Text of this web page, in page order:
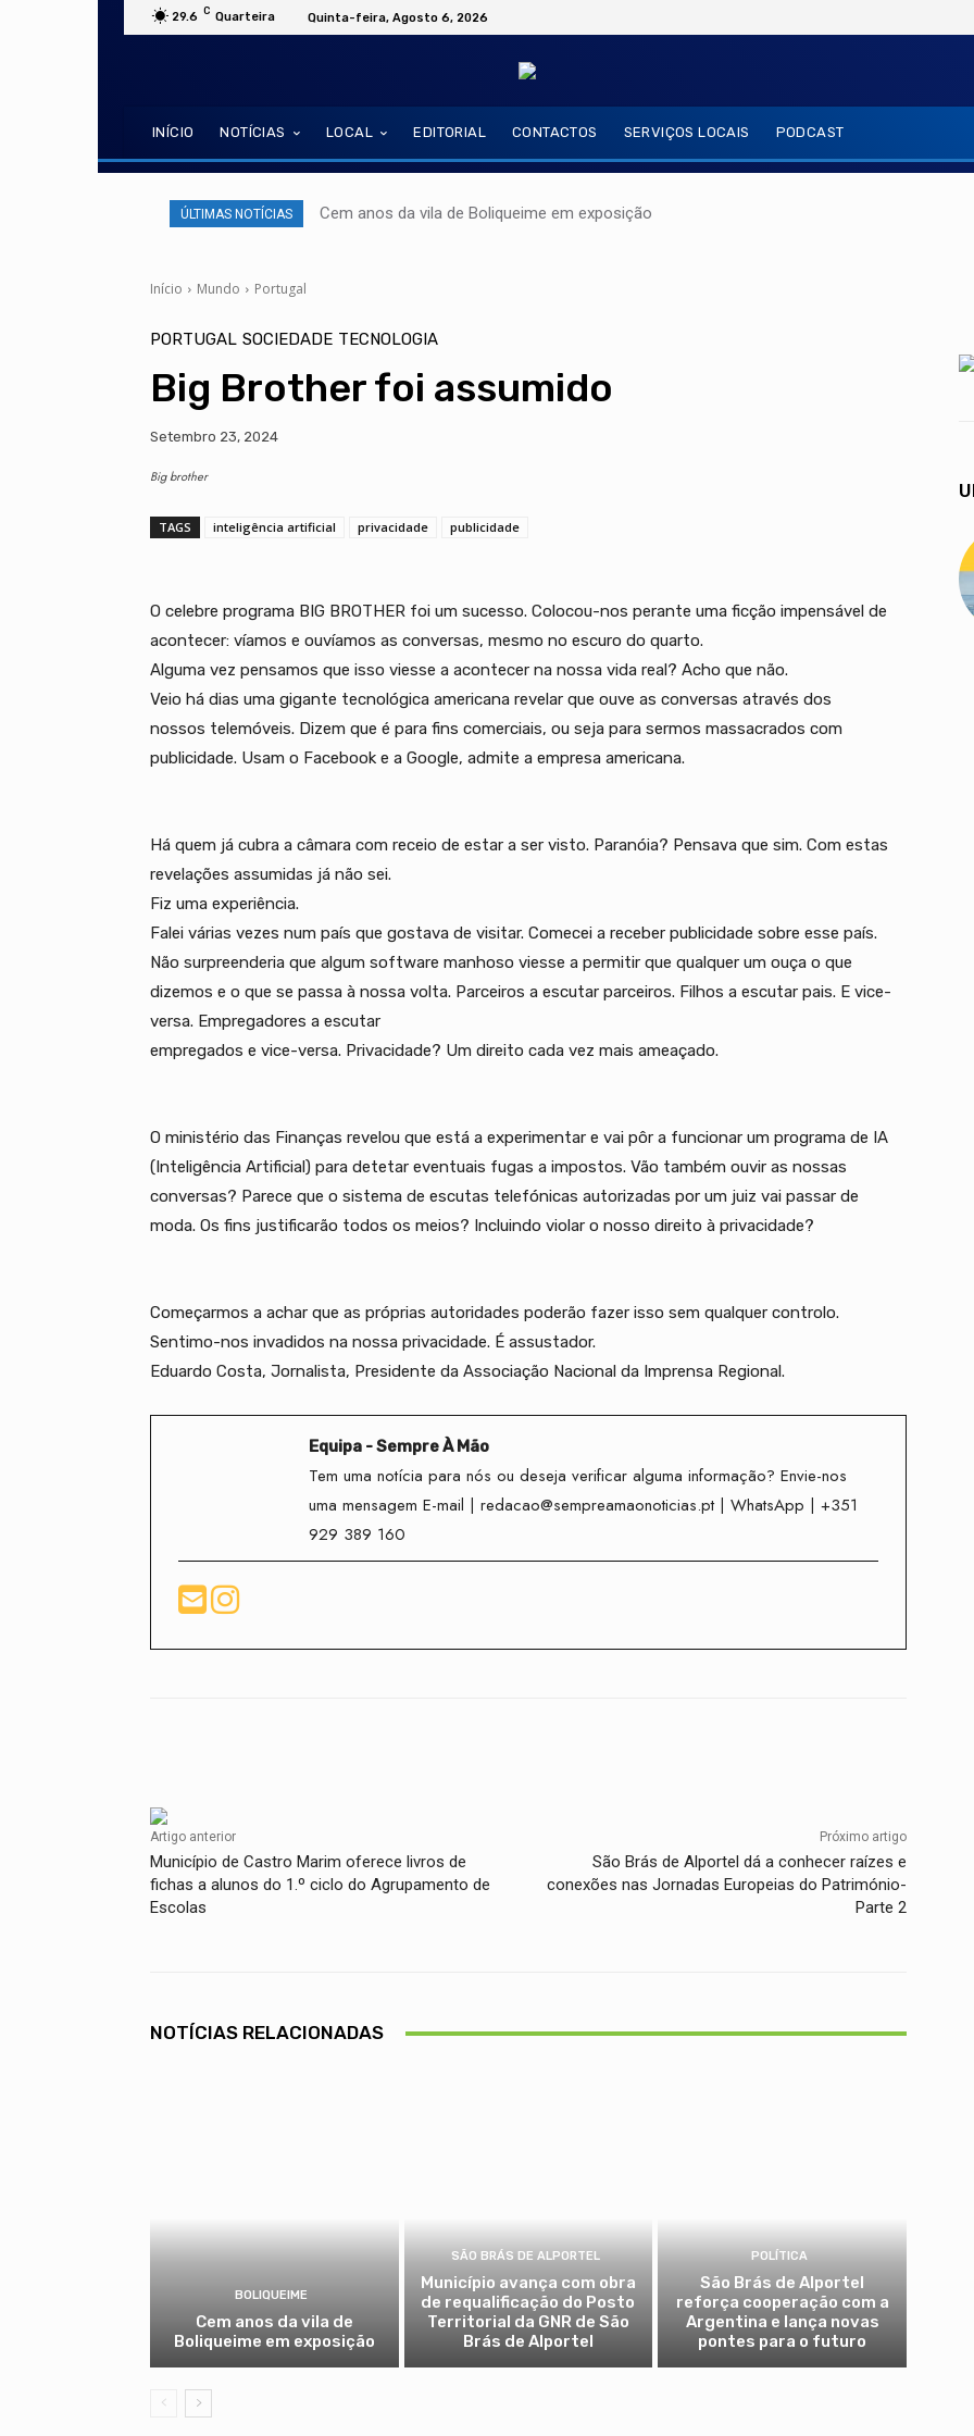
29.6 C Quarteira Quinta-feira, Agosto 6, 2026
INÍCIO NOTÍCIAS LOCAL EDITORIAL CONTACTOS SERVIÇOS LOCAIS PODCAST
ÚLTIMAS NOTÍCIAS Cem anos da vila de Boliqueime em exposição
Início Mundo Portugal
PORTUGAL SOCIEDADE TECNOLOGIA
Big Brother foi assumido
Setembro 23, 2024
Big brother
TAGS inteligência artificial privacidade publicidade
O celebre programa BIG BROTHER foi um sucesso. Colocou-nos perante uma ficção impensável de
acontecer: víamos e ouvíamos as conversas, mesmo no escuro do quarto.
Alguma vez pensamos que isso viesse a acontecer na nossa vida real? Acho que não.
Veio há dias uma gigante tecnológica americana revelar que ouve as conversas através dos
nossos telemóveis. Dizem que é para fins comerciais, ou seja para sermos massacrados com
publicidade. Usam o Facebook e a Google, admite a empresa americana.
Há quem já cubra a câmara com receio de estar a ser visto. Paranóia? Pensava que sim. Com estas
revelações assumidas já não sei.
Fiz uma experiência.
Falei várias vezes num país que gostava de visitar. Comecei a receber publicidade sobre esse país.
Não surpreenderia que algum software manhoso viesse a permitir que qualquer um ouça o que
dizemos e o que se passa à nossa volta. Parceiros a escutar parceiros. Filhos a escutar pais. E vice-
versa. Empregadores a escutar
empregados e vice-versa. Privacidade? Um direito cada vez mais ameaçado.
O ministério das Finanças revelou que está a experimentar e vai pôr a funcionar um programa de IA
(Inteligência Artificial) para detetar eventuais fugas a impostos. Vão também ouvir as nossas
conversas? Parece que o sistema de escutas telefónicas autorizadas por um juiz vai passar de
moda. Os fins justificarão todos os meios? Incluindo violar o nosso direito à privacidade?
Começarmos a achar que as próprias autoridades poderão fazer isso sem qualquer controlo.
Sentimo-nos invadidos na nossa privacidade. É assustador.
Eduardo Costa, Jornalista, Presidente da Associação Nacional da Imprensa Regional.
Equipa - Sempre À Mão
Tem uma notícia para nós ou deseja verificar alguma informação? Envie-nos
uma mensagem E-mail | redacao@sempreamaonoticias.pt | WhatsApp | +351
929 389 160
Artigo anterior
Município de Castro Marim oferece livros de
fichas a alunos do 1.º ciclo do Agrupamento de
Escolas
Próximo artigo
São Brás de Alportel dá a conhecer raízes e
conexões nas Jornadas Europeias do Património-
Parte 2
NOTÍCIAS RELACIONADAS
BOLIQUEIME
Cem anos da vila de
Boliqueime em exposição
SÃO BRÁS DE ALPORTEL
Município avança com obra
de requalificação do Posto
Territorial da GNR de São
Brás de Alportel
POLÍTICA
São Brás de Alportel
reforça cooperação com a
Argentina e lança novas
pontes para o futuro